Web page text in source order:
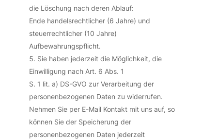
die Löschung nach deren Ablauf:
Ende handelsrechtlicher (6 Jahre) und
steuerrechtlicher (10 Jahre)
Aufbewahrungspflicht.
Sie haben jederzeit die Möglichkeit, die
Einwilligung nach Art. 6 Abs. 1
S. 1 lit. a) DS-GVO zur Verarbeitung der
personenbezogenen Daten zu widerrufen.
Nehmen Sie per E-Mail Kontakt mit uns auf, so
können Sie der Speicherung der
personenbezogenen Daten jederzeit